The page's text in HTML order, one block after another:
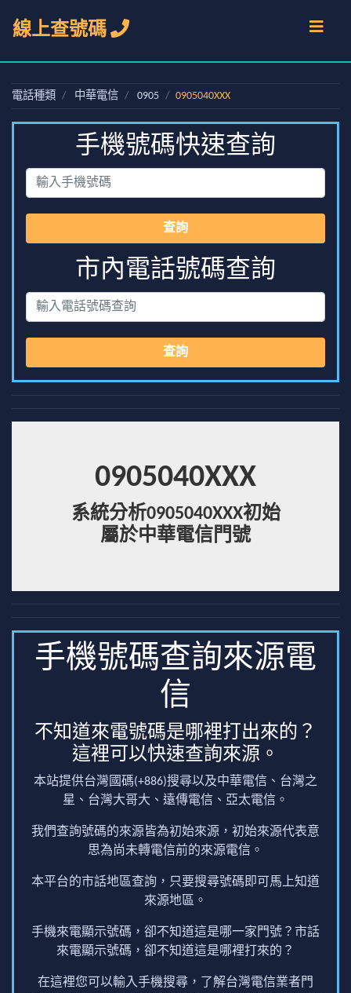
線上查號碼
電話種類 中華電信 0905 0905040XXX
手機號碼快速查詢
查詢
市內電話號碼查詢
查詢
0905040XXX
系統分析0905040XXX初始
屬於中華電信門號
手機號碼查詢來源電
信
不知道來電號碼是哪裡打出來的？
這裡可以快速查詢來源。
本站提供台灣國碼(+886)搜尋以及中華電信、台灣之
星、台灣大哥大、遠傳電信、亞太電信。
我們查詢號碼的來源皆為初始來源，初始來源代表意
思為尚未轉電信前的來源電信。
本平台的市話地區查詢，只要搜尋號碼即可馬上知道
來源地區。
手機來電顯示號碼，卻不知道這是哪一家門號？市話
來電顯示號碼，卻不知道這是哪裡打來的？
在這裡您可以輸入手機搜尋，了解台灣電信業者門